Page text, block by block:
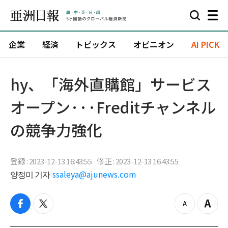
企業 経済 トピックス オピニオン AI PICK
hy、「海外直購館」サービス
オープン···Freditチャンネル
の競争力強化
登録 : 2023-12-13 16:43:55 修正 : 2023-12-13 16:43:55
양정미 기자 ssaleya@ajunews.com
f
t
z
Z